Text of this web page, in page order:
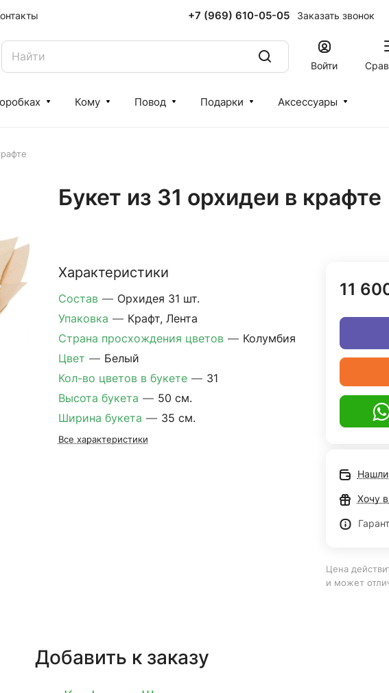
+7 (969) 610-05-05 Заказать звонок
Войти
Кому Повод Подарки Аксессуары
Букет из 31 орхидеи в крафте
Характеристики
Состав — Орхидея 31 шт.
Упаковка — Крафт, Лента
Страна просхождения цветов — Колумбия
Цвет — Белый
Кол-во цветов в букете — 31
Высота букета — 50 см.
Ширина букета — 35 см.
Все характеристики
11
Хочу
Цена
и может
Добавить к заказу